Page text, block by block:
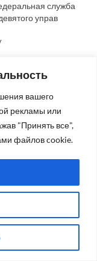
вашего
рекламы или
"Принять все",
файлов cookie.
служба
управ